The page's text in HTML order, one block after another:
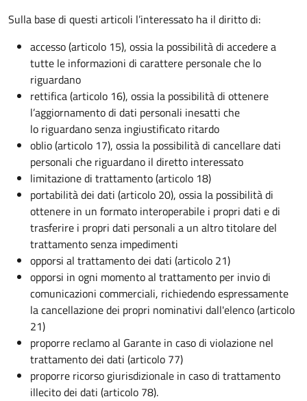
Sulla base di questi articoli l’interessato ha il diritto di:
accesso (articolo 15), ossia la possibilità di accedere a
tutte le informazioni di carattere personale che lo
riguardano
rettifica (articolo 16), ossia la possibilità di ottenere
l’aggiornamento di dati personali inesatti che
lo riguardano senza ingiustificato ritardo
oblio (articolo 17), ossia la possibilità di cancellare dati
personali che riguardano il diretto interessato
limitazione di trattamento (articolo 18)
portabilità dei dati (articolo 20), ossia la possibilità di
ottenere in un formato interoperabile i propri dati e di
trasferire i propri dati personali a un altro titolare del
trattamento senza impedimenti
opporsi al trattamento dei dati (articolo 21)
opporsi in ogni momento al trattamento per invio di
comunicazioni commerciali, richiedendo espressamente
la cancellazione dei propri nominativi dall'elenco (articolo
21)
proporre reclamo al Garante in caso di violazione nel
trattamento dei dati (articolo 77)
proporre ricorso giurisdizionale in caso di trattamento
illecito dei dati (articolo 78).